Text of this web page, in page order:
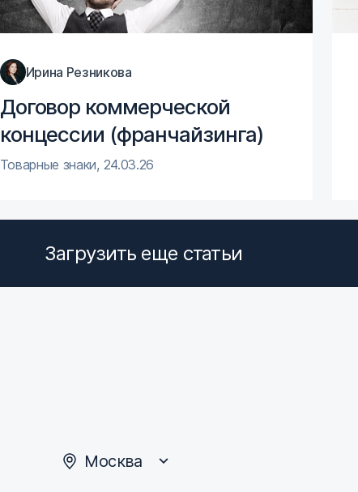
Договор коммерческой
концессии (франчайзинга)
Ирина Резникова
Товарные знаки, 24.03.26
Загрузить еще статьи
Москва